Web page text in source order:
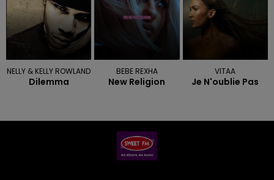
NELLY & KELLY ROWLAND
Dilemma
BEBE REXHA
New Religion
VITAA
Je N'oublie Pas